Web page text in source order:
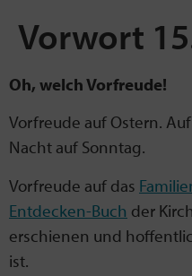
Vorwort
Oh, welch Vorfreude!
Vorfreude auf Ostern.
Nacht auf Sonntag.
Vorfreude auf das
Entdecken-Buch der
erschienen und
ist.